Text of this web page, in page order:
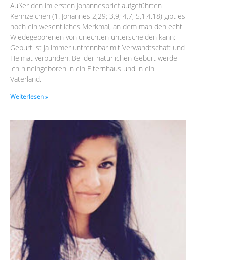
Außer den im ersten Johannesbrief aufgeführten
Kennzeichen (1. Johannes 2,29; 3,9; 4,7; 5,1.4.18) gibt es
noch ein wesentliches Merkmal, an dem man den echt
Wiedegeborenen von unechten unterscheiden kann:
Geburt ist ja immer untrennbar mit Verwandtschaft und
Heimat verbunden. Bei der natürlichen Geburt werde
ich hineingeboren in ein Elternhaus und in ein
Vaterland.
Weiterlesen »